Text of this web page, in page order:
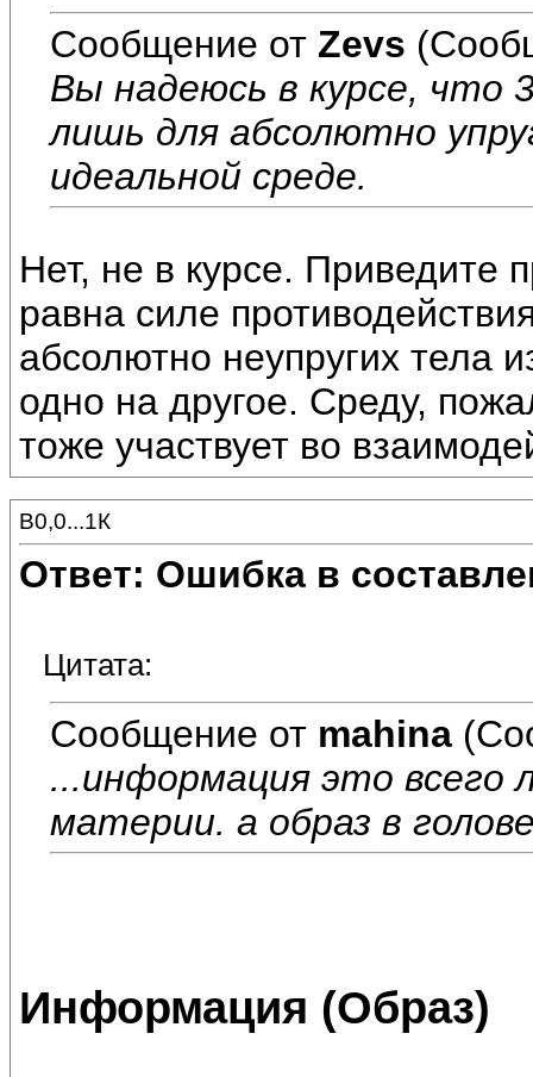
Сообщение от Zevs
Вы надеюсь в курсе, что
лишь для абсолютно
идеальной среде.
Нет, не в курсе. Приведите
равна силе
абсолютно неупругих тела
одно на другое. Среду,
тоже участвует во
В0,0...1К
Ответ: Ошибка в
Цитата:
Сообщение от mahina
...информация это всего
материи. а образ в
Информация (Образ)